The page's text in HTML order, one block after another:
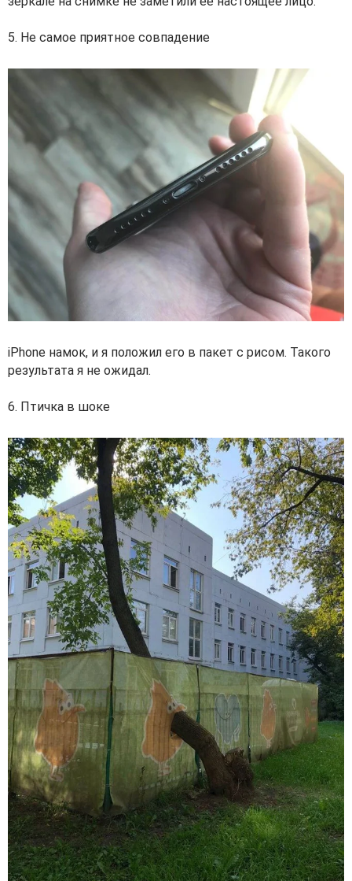
5. Не самое приятное совпадение
iPhone намок, и я положил его в пакет с рисом. Такого
результата я не ожидал.
6. Птичка в шоке